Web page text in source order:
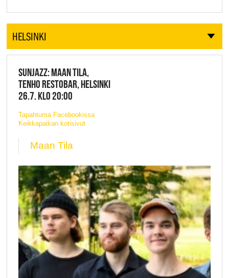
HELSINKI
SUNJAZZ: MAAN TILA,
TENHO RESTOBAR, HELSINKI
26.7. KLO 20:00
Tapahtuma Facebookissa
Keikkapaikan kotisivut
Maan Tila